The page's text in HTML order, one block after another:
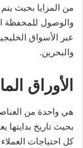
من المزايا بحيث
والوصول للمحفظة
عبر الأسواق
والبحرين.
الأوراق
هي واحدة من
كل احتياجات